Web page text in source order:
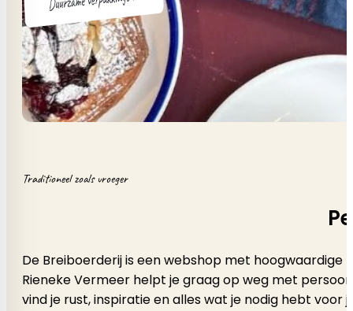
Traditioneel zoals vroeger
De Breiboerderij is een webshop met
Rieneke Vermeer helpt je graag op weg met
vind je rust, inspiratie en alles wat je nodig hebt voor